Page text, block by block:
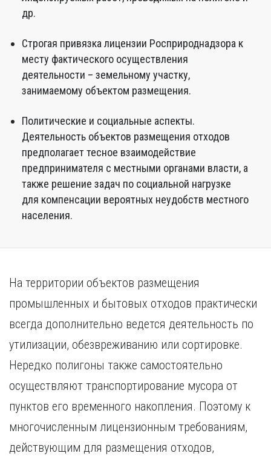
др.
Строгая привязка лицензии Росприроднадзора к
месту фактического осуществления
деятельности – земельному участку,
занимаемому объектом размещения.
Политические и социальные аспекты.
Деятельность объектов размещения отходов
предполагает тесное взаимодействие
предпринимателя с местными органами власти, а
также решение задач по социальной нагрузке
для компенсации вероятных неудобств местного
населения.
На территории объектов размещения
промышленных и бытовых отходов практически
всегда дополнительно ведется деятельность по
утилизации, обезвреживанию или сортировке.
Нередко полигоны также самостоятельно
осуществляют транспортирование мусора от
пунктов его временного накопления. Поэтому к
многочисленным лицензионным требованиям,
действующим для размещения отходов,